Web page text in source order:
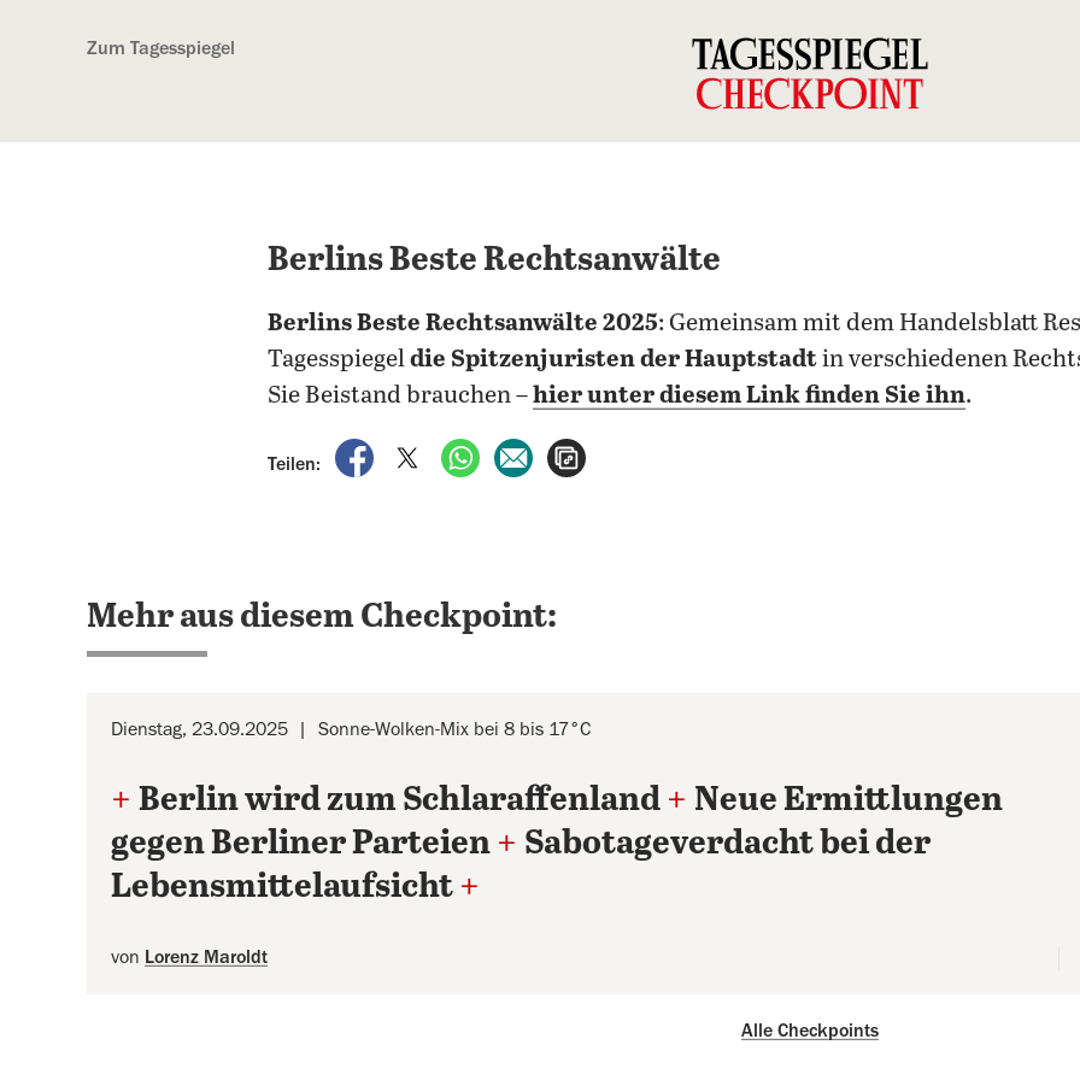
Zum Tagesspiegel
Berlins Beste Rechtsanwälte
Berlins Beste Rechtsanwälte 2025: Gemeinsam mit dem Handelsblatt
Tagesspiegeldie Spitzenjuristen der Hauptstadtin verschiedenen
Sie Beistand brauchen –hier unter diesem Link finden Sie ihn.
Teilen:
auf Facebook teilen
auf X teilenper WhatsApp teilen
per E-Mail teilen
Mehr aus diesem Checkpoint:
Dienstag, 23.09.2025 Sonne-Wolken-Mix bei 8 bis 17°C
+ Berlin wird zum Schlaraffenland + Neue Ermittlungen
gegen Berliner Parteien + Sabotageverdacht bei der
Lebensmittelaufsicht +
von Lorenz Maroldt
Alle Checkpoints